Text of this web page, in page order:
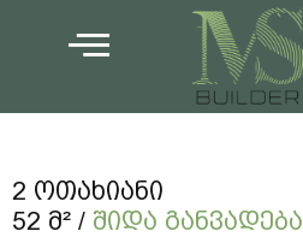
2 Ოთახიანი
52 Მ² / Შიდა Განვადება